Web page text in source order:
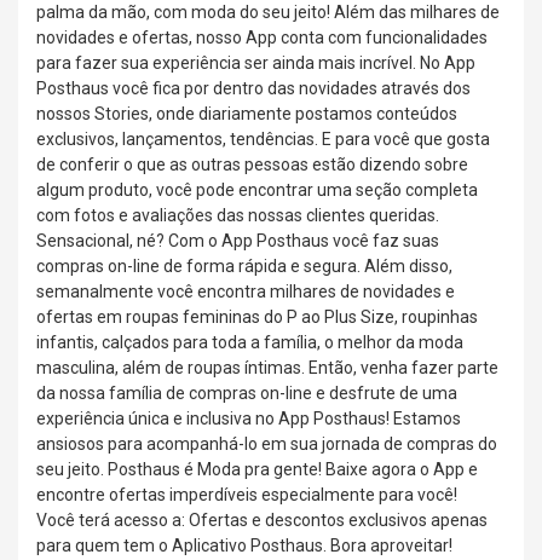
palma da mão, com moda do seu jeito! Além das milhares de
novidades e ofertas, nosso App conta com funcionalidades
para fazer sua experiência ser ainda mais incrível. No App
Posthaus você fica por dentro das novidades através dos
nossos Stories, onde diariamente postamos conteúdos
exclusivos, lançamentos, tendências. E para você que gosta
de conferir o que as outras pessoas estão dizendo sobre
algum produto, você pode encontrar uma seção completa
com fotos e avaliações das nossas clientes queridas.
Sensacional, né? Com o App Posthaus você faz suas
compras on-line de forma rápida e segura. Além disso,
semanalmente você encontra milhares de novidades e
ofertas em roupas femininas do P ao Plus Size, roupinhas
infantis, calçados para toda a família, o melhor da moda
masculina, além de roupas íntimas. Então, venha fazer parte
da nossa família de compras on-line e desfrute de uma
experiência única e inclusiva no App Posthaus! Estamos
ansiosos para acompanhá-lo em sua jornada de compras do
seu jeito. Posthaus é Moda pra gente! Baixe agora o App e
encontre ofertas imperdíveis especialmente para você!
Você terá acesso a: Ofertas e descontos exclusivos apenas
para quem tem o Aplicativo Posthaus. Bora aproveitar!